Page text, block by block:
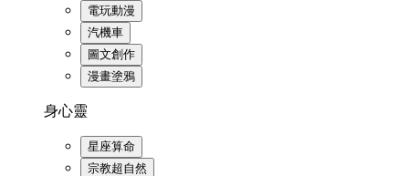
電玩動漫
汽機車
圖文創作
漫畫塗鴉
身心靈
星座算命
宗教超自然